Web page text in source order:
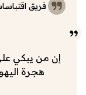
فريق
إن من يبكي
هجرة